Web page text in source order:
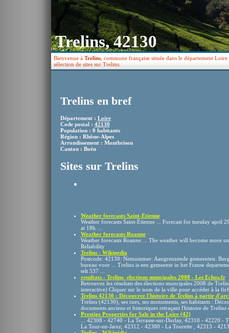
Trelins, 42130
Bienvenue à Trelins , commune française située dans le département
sélection de sites sur Trelins.
Trelins en bref
Département : Loire
Code postal : 42130
Population : 0 habitants
Région : Rhône-Alpes
Arrondissement : Montbrison
Canton : Boën
Sites sur Trelins
Weather forecasts Saint-Etienne
Weather forecasts Saint-Etienne ... Forecast for tuesday april
at 18h ...
Weather forecasts Roanne
Weather forecasts Roanne ... The weather will become more
Reliability
Trelins - Wikipedia
Postcode: 42130: Netnummer: Aangrenzende gemeenten:
bureau voor ... Trelins is een gemeente in het Franse
telt 537 ...
resultats - Trelins- elections muncipales 2008 - Les Echos.fr
Retrouvez les résultats des élections muncipales 2008 de
interactive) Cliquer sur le nom de la ville pour accéder à la
Trelins 42130 : Découvrez l'histoire de Trelins à partir
Trelins (42130), ses rues, ses monuments, ses habitants :
documents anciens et historiques retraçant l'histoire de Trelins
Prestige Properties for Sale in the Loire (42)
... 42308 - 42740 - La Terrasse-sur-Dorlay, 42310 - 42220 -
La Tour-en-Jarez, 42312 - 42380 - La Tourette , 42313 -